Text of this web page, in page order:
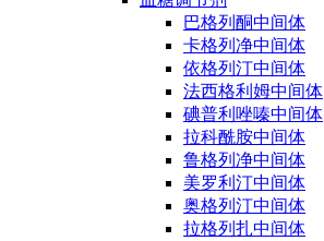
巴格列酮中间体
卡格列净中间体
依格列汀中间体
法西格利姆中间体
碘普利唑嗪中间体
拉科酰胺中间体
鲁格列净中间体
美罗利汀中间体
奥格列汀中间体
拉格列扎中间体